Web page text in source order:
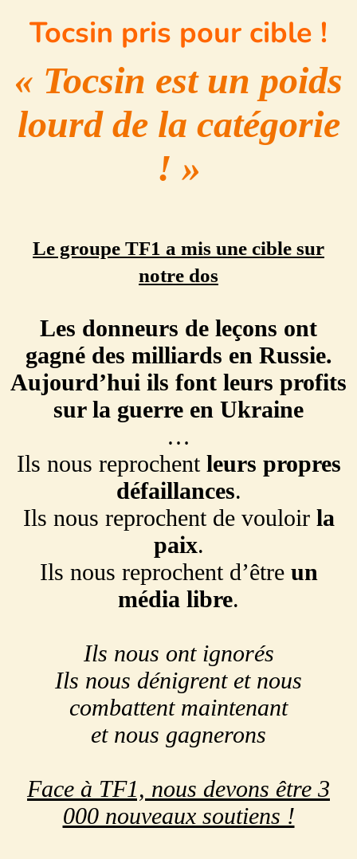
Tocsin pris pour cible !
« Tocsin est un poids
lourd de la catégorie
! »
Le groupe TF1 a mis une cible sur
notre dos
Les donneurs de leçons ont
gagné des milliards en Russie.
Aujourd’hui ils font leurs profits
sur la guerre en Ukraine
…
Ils nous reprochent leurs propres
défaillances.
Ils nous reprochent de vouloir la
paix.
Ils nous reprochent d’être un
média libre.
Ils nous ont ignorés
Ils nous dénigrent et nous
combattent maintenant
et nous gagnerons
Face à TF1, nous devons être 3
000 nouveaux soutiens !